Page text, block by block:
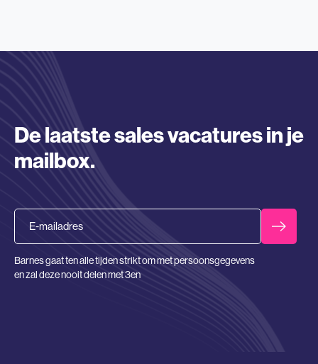
De laatste sales vacatures in je
mailbox.
Barnes gaat ten alle tijden strikt om met persoonsgegevens
en zal deze nooit delen met 3en